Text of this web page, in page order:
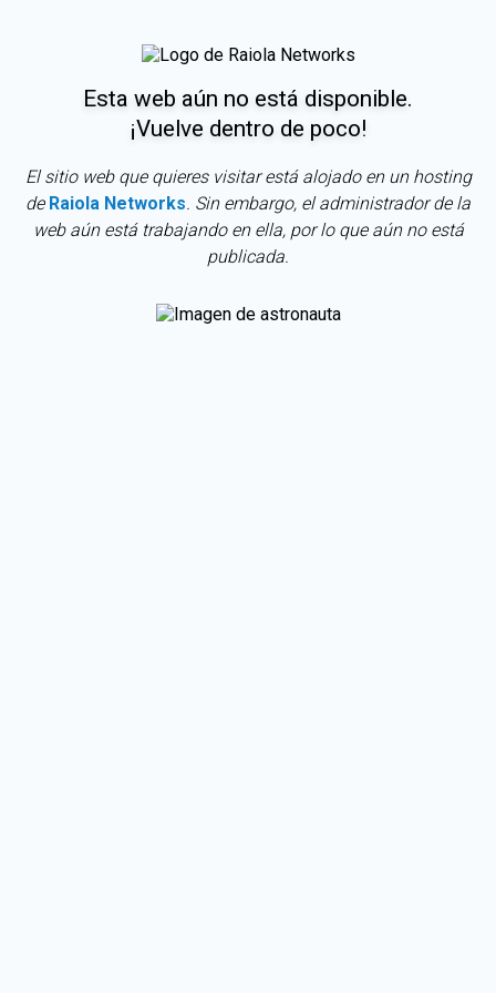
Esta web aún no está disponible.
¡Vuelve dentro de poco!
El sitio web que quieres visitar está alojado en un hosting
de Raiola Networks . Sin embargo, el administrador de la
web aún está trabajando en ella, por lo que aún no está
publicada.